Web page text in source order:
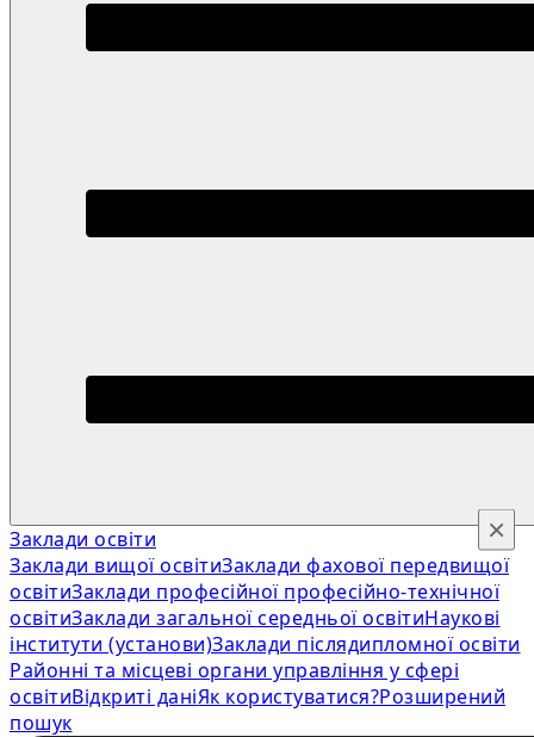
Заклади освіти
Заклади вищої освітиЗаклади фахової передвищої
освітиЗаклади професійної професійно-технічної
освітиЗаклади загальної середньої освітиНаукові
інститути (установи)Заклади післядипломної освіти
Районні та місцеві органи управління у сфері
освітиВідкриті даніЯк користуватися?Розширений
пошук
×